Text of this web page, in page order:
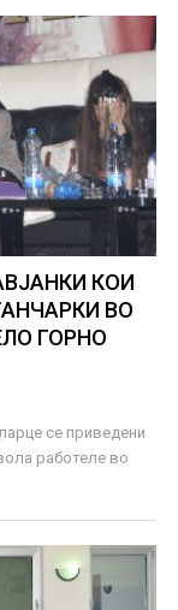
КОИ
ВО
ГОРНО
се приведени
работеле во